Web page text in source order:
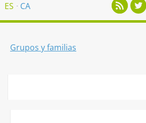
ES CA
Grupos y familias